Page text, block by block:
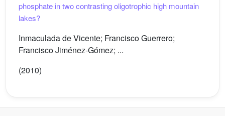
phosphate in two contrasting oligotrophic high mountain
lakes?
Inmaculada de Vicente; Francisco Guerrero;
Francisco Jiménez-Gómez; ...
(2010)